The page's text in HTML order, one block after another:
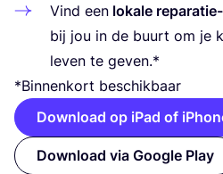
Vind een loka­le
bij jou in de buurt om je
leven te geven.*
*Bin­nen­kort beschikbaar
Download op iPad of
Download via Google Play